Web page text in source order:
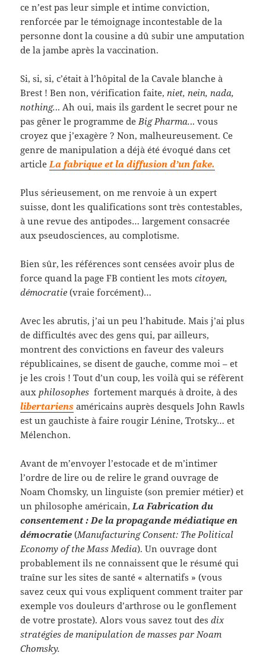
ce n’est pas leur simple et intime conviction,
renforcée par le témoignage incontestable de la
personne dont la cousine a dû subir une amputation
de la jambe après la vaccination.
Si, si, si, c’était à l’hôpital de la Cavale blanche à
Brest ! Ben non, vérification faite, niet, nein, nada,
nothing... Ah oui, mais ils gardent le secret pour ne
pas gêner le programme de Big Pharma... vous
croyez que j’exagère ? Non, malheureusement. Ce
genre de manipulation a déjà été évoqué dans cet
article La fabrique et la diffusion d’un fake.
Plus sérieusement, on me renvoie à un expert
suisse, dont les qualifications sont très contestables,
à une revue des antipodes… largement consacrée
aux pseudosciences, au complotisme.
Bien sûr, les références sont censées avoir plus de
force quand la page FB contient les motscitoyen,
démocratie (vraie forcément)…
Avec les abrutis, j’ai un peu l’habitude. Mais j’ai plus
de difficultés avec des gens qui, par ailleurs,
montrent des convictions en faveur des valeurs
républicaines, se disent de gauche, comme moi – et
je les crois ! Tout d’un coup, les voilà qui se réfèrent
aux philosophes fortement marqués à droite, à des
libertariens américains auprès desquels John Rawls
est un gauchiste à faire rougir Lénine, Trotsky… et
Mélenchon.
Avant de m’envoyer l’estocade et de m’intimer
l’ordre de lire ou de relire le grand ouvrage de
Noam Chomsky, un linguiste (son premier métier) et
un philosophe américain, La Fabrication du
consentement : De la propagande médiatique en
démocratie (Manufacturing Consent: The Political
Economy of the Mass Media). Un ouvrage dont
probablement ils ne connaissent que le résumé qui
traîne sur les sites de santé « alternatifs » (vous
savez ceux qui vous expliquent comment traiter par
exemple vos douleurs d’arthrose ou le gonflement
de votre prostate). Alors vous savez tout desdix
stratégies de manipulation de masses par Noam
Chomsky.